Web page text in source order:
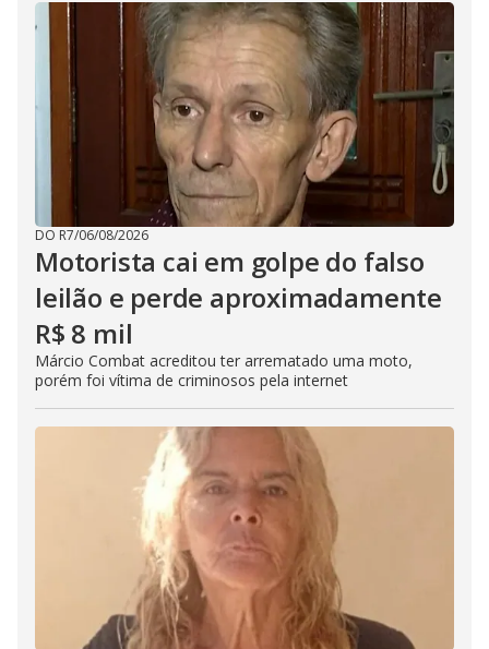
DO R7/06/08/2026
Motorista cai em golpe do falso
leilão e perde aproximadamente
R$ 8 mil
Márcio Combat acreditou ter arrematado uma moto,
porém foi vítima de criminosos pela internet